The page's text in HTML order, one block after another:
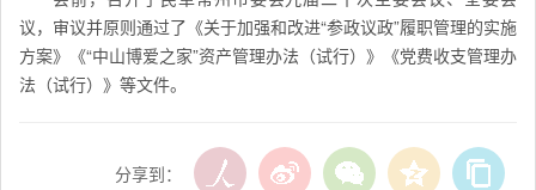
议，审议并原则通过了《关于加强和改进“参政议政”履职管理的实施
方案》《“中山博爱之家”资产管理办法（试行）》《党费收支管理办
法（试行）》等文件。
分享到：